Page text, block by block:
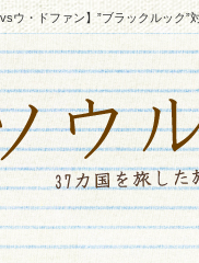
ウ・ドファン】”ブラックルック”